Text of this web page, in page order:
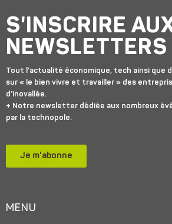
S'INSCRIRE
NEWSLETTERS
Tout l’actualité économique, tech ainsi que
sur « le bien vivre et travailler » des
d’inovallée.
+ Notre newsletter dédiée aux nombreux
par la technopole.
Je m'abonne
MENU